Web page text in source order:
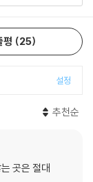
평 25
설정
추천순
곳은 절대